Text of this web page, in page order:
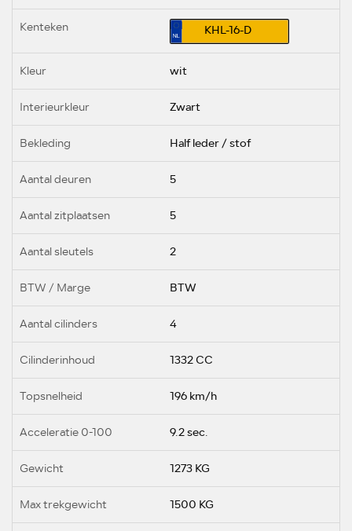
Kenteken KHL-16-D
Kleur wit
Interieurkleur Zwart
Bekleding Half leder / stof
Aantal deuren 5
Aantal zitplaatsen 5
Aantal sleutels 2
BTW / Marge BTW
Aantal cilinders 4
Cilinderinhoud 1332 CC
Topsnelheid 196 km/h
Acceleratie 0-100 9.2 sec.
Gewicht 1273 KG
Max trekgewicht 1500 KG